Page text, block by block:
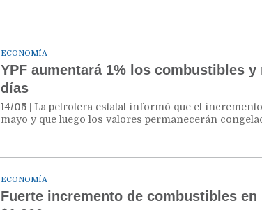
ECONOMÍA
YPF aumentará 1% los combustibles
días
14/05 | La petrolera estatal informó que el
mayo y que luego los valores permanecerán
ECONOMÍA
Fuerte incremento de combustibles